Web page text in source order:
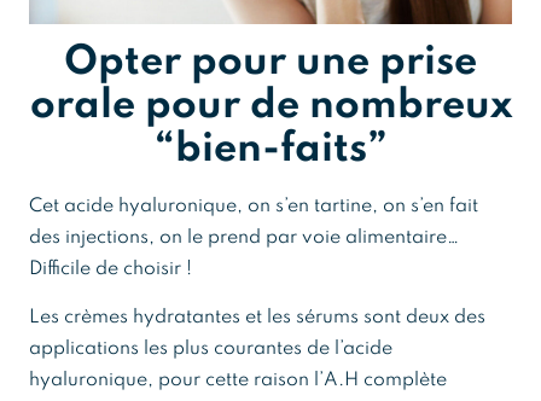
Opter pour une prise
orale pour de nombreux
“bien-faits”
Cet acide hyaluronique, on s’en tartine, on s’en fait
des injections, on le prend par voie alimentaire…
Difficile de choisir !
Les crèmes hydratantes et les sérums sont deux des
applications les plus courantes de l’acide
hyaluronique, pour cette raison l’A.H complète